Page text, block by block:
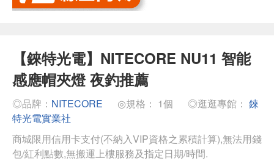
【錸特光電】NITECORE NU11 智能
感應帽夾燈 夜釣推薦
◎品牌： NITECORE ◎規格： 1個 ◎逛逛專館： 錸
特光電實業社
商城限用信用卡支付(不納入VIP資格之累積計算),無法用錢
包/紅利點數,無搬運上樓服務及指定日期/時間.